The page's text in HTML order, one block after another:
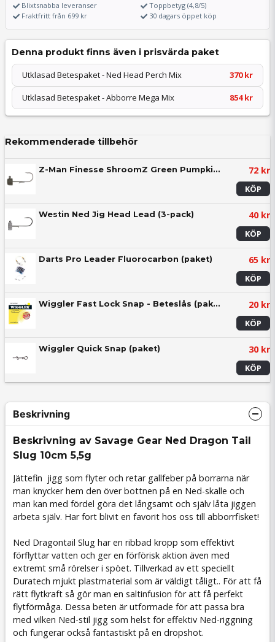
Blixtsnabba leveranser
Fraktfritt från 699 kr
Toppbetyg (4,8/5)
30 dagars öppet köp
Denna produkt finns även i prisvärda paket
Utklasad Betespaket - Ned Head Perch Mix 370 kr
Utklasad Betespaket - Abborre Mega Mix 854 kr
Rekommenderade tillbehör
Z-Man Finesse ShroomZ Green Pumpkin (5-pack) 72 kr
KÖP
Westin Ned Jig Head Lead (3-pack) 40 kr
KÖP
Darts Pro Leader Fluorocarbon (paket) 65 kr
KÖP
Wiggler Fast Lock Snap - Beteslås (paket) 20 kr
KÖP
Wiggler Quick Snap (paket) 30 kr
KÖP
Beskrivning
Beskrivning av Savage Gear Ned Dragon Tail
Slug 10cm 5,5g
Jättefin jigg som flyter och retar gallfeber på borrarna när
man knycker hem den över bottnen på en Ned-skalle och
man kan med fördel göra det långsamt och själv låta jiggen
arbeta själv. Har fort blivit en favorit hos oss till abborrfisket!
Ned Dragontail Slug har en ribbad kropp som effektivt
förflyttar vatten och ger en förförisk aktion även med
extremt små rörelser i spöet. Tillverkad av ett speciellt
Duratech mjukt plastmaterial som är väldigt tåligt.. För att få
rätt flytkraft så gör man en saltinfusion för att få perfekt
flytförmåga. Dessa beten är utformade för att passa bra
med vilken Ned-stil jigg som helst för effektiv Ned-riggning
och fungerar också fantastiskt på en dropshot.